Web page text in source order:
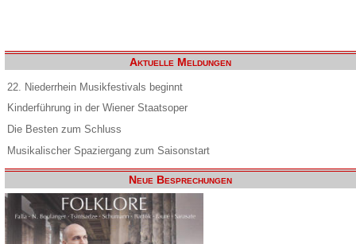
Aktuelle Meldungen
22. Niederrhein Musikfestivals beginnt
Kinderführung in der Wiener Staatsoper
Die Besten zum Schluss
Musikalischer Spaziergang zum Saisonstart
Neue Besprechungen